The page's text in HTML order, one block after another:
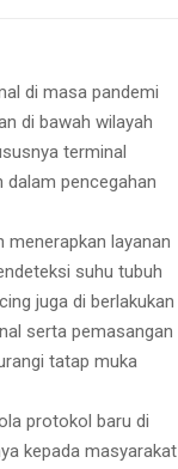
di masa pandemi
di bawah wilayah
terminal
pencegahan
layanan
suhu tubuh
juga di berlakukan
serta pemasangan
tatap muka
protokol baru di
kepada masyarakat